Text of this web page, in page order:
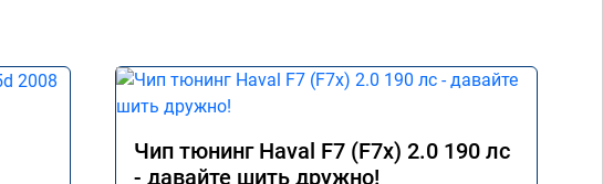
Чип тюнинг Haval F7 (F7x) 2.0 190 лс
- давайте шить дружно!